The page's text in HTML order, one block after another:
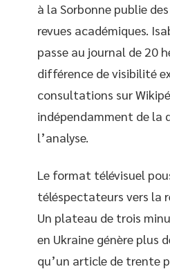
à la Sorbonne publie
revues académiques.
passe au journal de 20
différence de visibilité
consultations sur
indépendamment de la
l’analyse.
Le format télévisuel
téléspectateurs vers la
Un plateau de trois
en Ukraine génère plus
qu’un article de trente